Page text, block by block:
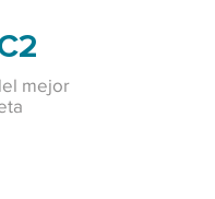
mejor